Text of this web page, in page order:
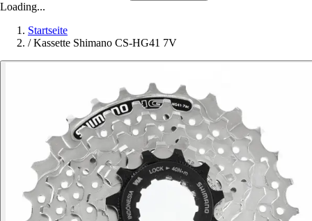
Loading...
Startseite
/ Kassette Shimano CS-HG41 7V